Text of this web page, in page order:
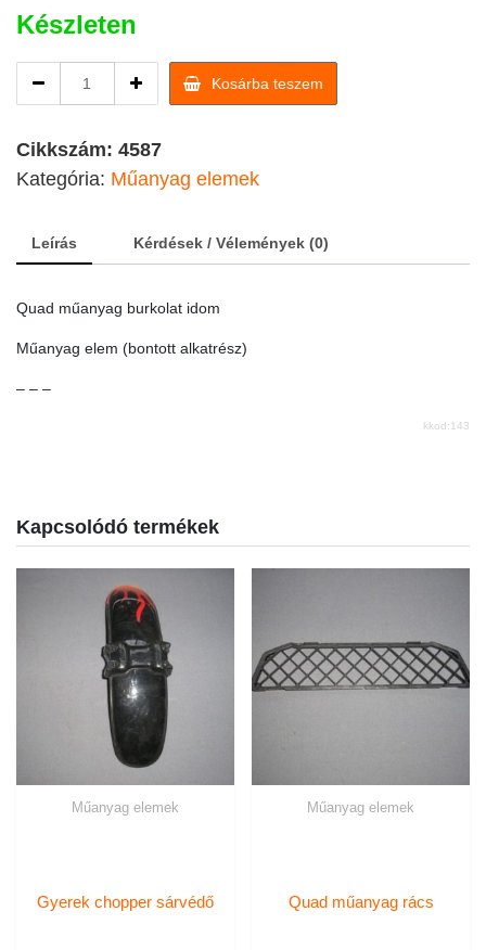
Készleten
műanyag
idom
Kosárba teszem
Cikkszám: 4587
Kategória: Műanyag elemek
Leírás Kérdések / Vélemények (0)
Quad műanyag burkolat idom
Műanyag elem (bontott alkatrész)
– – –
kkod:143
Kapcsolódó termékek
Műanyag elemek
Gyerek chopper sárvédő
Műanyag elemek
Quad műanyag rács